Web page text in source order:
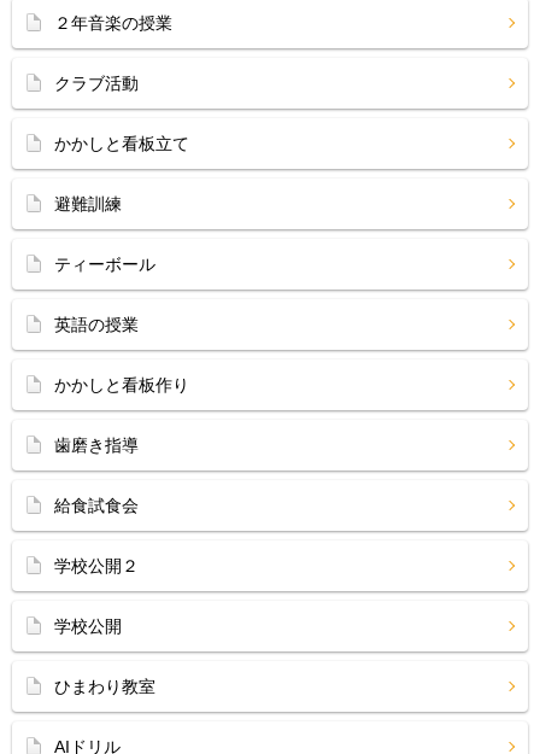
２年音楽の授業
クラブ活動
かかしと看板立て
避難訓練
ティーボール
英語の授業
かかしと看板作り
歯磨き指導
給食試食会
学校公開２
学校公開
ひまわり教室
AIドリル